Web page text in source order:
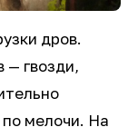
дров.
— гвозди,
мелочи. На